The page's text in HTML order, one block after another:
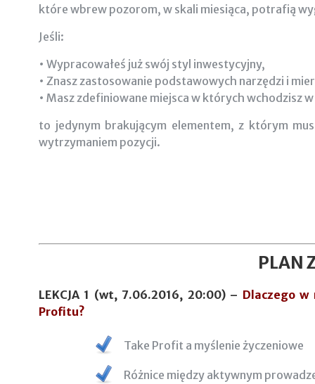
które wbrew pozorom, w skali miesiąca, potrafią
Jeśli:
• Wypracowałeś już swój styl inwestycyjny,
• Znasz zastosowanie podstawowych narzędzi i
• Masz zdefiniowane miejsca w których wchodzisz
to jedynym brakującym elementem, z którym
wytrzymaniem pozycji.
PLAN
LEKCJA 1 (wt, 7.06.2016, 20:00) – Dlaczego
Profitu?
Take Profit a myślenie życzeniowe
Różnice między aktywnym